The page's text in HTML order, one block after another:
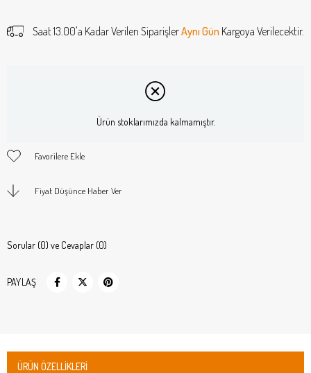
Saat 13.00'a Kadar Verilen SiparişlerAynı Gün Kargoya Verilecektir.
Ürün stoklarımızda kalmamıştır.
Favorilere Ekle
Fiyat Düşünce Haber Ver
Sorular (0) ve Cevaplar (0)
PAYLAŞ
ÜRÜN ÖZELLIKLERI